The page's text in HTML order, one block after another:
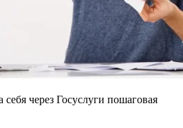
через Госуслуги пошаговая